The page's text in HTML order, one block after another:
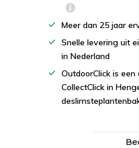
Meer dan 25 jaar
Snelle levering uit
in Nederland
OutdoorClick is
CollectClick in